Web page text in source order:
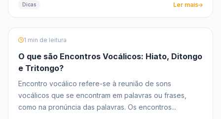
Dicas Ler mais
1 min de leitura
O que são Encontros Vocálicos: Hiato, Ditongo
e Tritongo?
Encontro vocálico refere-se à reunião de sons
vocálicos que se encontram em palavras ou frases,
como na pronúncia das palavras. Os encontros...